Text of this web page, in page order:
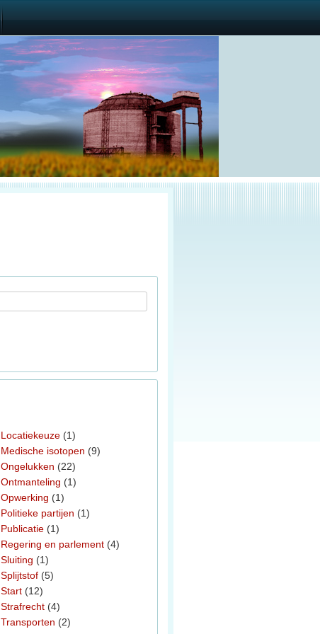
Locatiekeuze (1)
Medische isotopen (9)
Ongelukken (22)
Ontmanteling (1)
Opwerking (1)
Politieke partijen (1)
Publicatie (1)
Regering en parlement (4)
Sluiting (1)
Splijtstof (5)
Start (12)
Strafrecht (4)
Transporten (2)